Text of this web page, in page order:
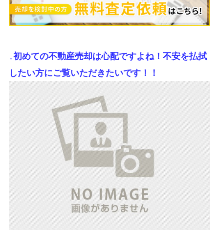
↓初めての不動産売却は心配ですよね！不安を払拭
したい方にご覧いただきたいです！！